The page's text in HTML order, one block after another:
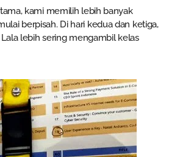
kami memilih lebih banyak
berpisah. Di hari kedua dan ketiga,
lebih sering mengambil kelas